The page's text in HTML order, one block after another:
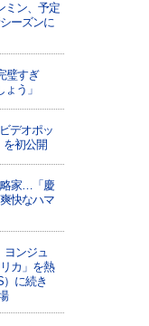
ミン、予定
ーズンに
璧すぎ
う」
デオポッ
を初公開
略家…「慶
快なハマ
ヨンジュ
カ」を熱
に続き